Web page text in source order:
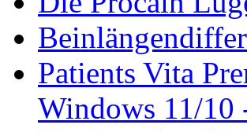
Patients Vita
Windows 11/10